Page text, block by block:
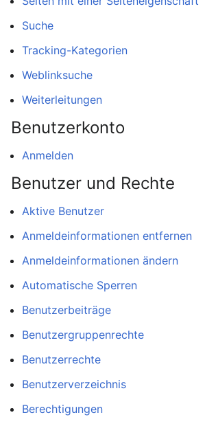
Suche
Tracking-Kategorien
Weblinksuche
Weiterleitungen
Benutzerkonto
Anmelden
Benutzer und Rechte
Aktive Benutzer
Anmeldeinformationen entfernen
Anmeldeinformationen ändern
Automatische Sperren
Benutzerbeiträge
Benutzergruppenrechte
Benutzerrechte
Benutzerverzeichnis
Berechtigungen